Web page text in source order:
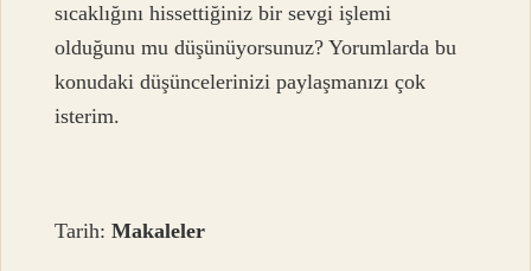
sıcaklığını hissettiğiniz bir sevgi işlemi
olduğunu mu düşünüyorsunuz? Yorumlarda bu
konudaki düşüncelerinizi paylaşmanızı çok
isterim.
Tarih:Makaleler